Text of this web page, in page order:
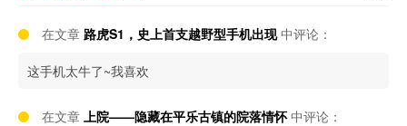
在文章 路虎S1，史上首支越野型手机出现中评论：
这手机太牛了~我喜欢
在文章 上院——隐藏在平乐古镇的院落情怀中评论：